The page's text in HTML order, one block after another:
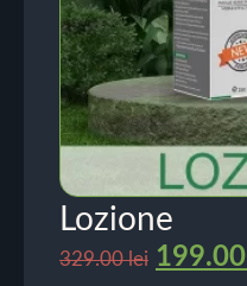
Lozione
329.00lei 199.00